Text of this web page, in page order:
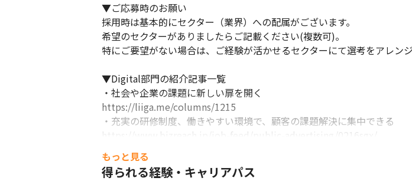
▼ご応募時のお願い
採用時は基本的にセクター（業界）への配属がございます。
希望のセクターがありましたらご記載ください(複数可)。
特にご要望がない場合は、ご経験が活かせるセクターにて選考をアレンジ
▼Digital部門の紹介記事一覧
・社会や企業の課題に新しい扉を開く
https://liiga.me/columns/1215
・充実の研修制度、働きやすい環境で、顧客の課題解決に集中できる
https://www.bizreach.jp/job-feed/public-advertising/0216sgx/
・各社員の転職理由やキャリアパス・働き方など
https://www.movin.co.jp/finance/interview/
もっと見る
得られる経験・キャリアパス